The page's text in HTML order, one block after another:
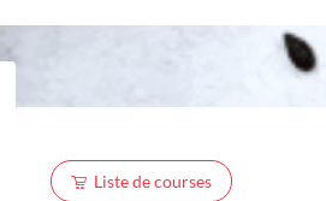
Liste de courses